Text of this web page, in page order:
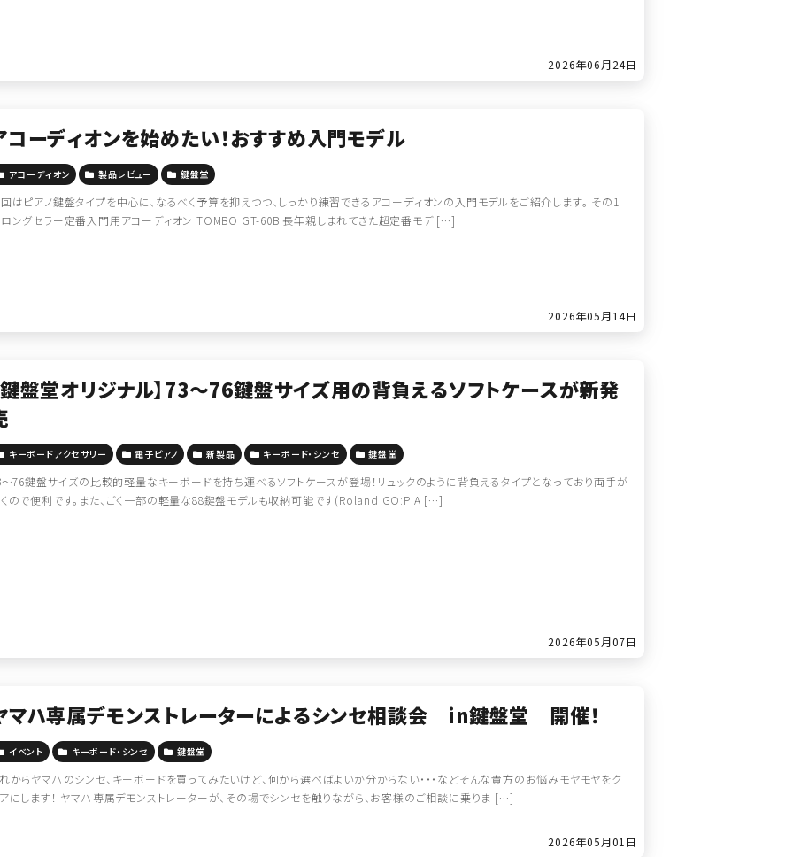
2026年06月24日
コーディオンを始めたい！おすすめ入門モデル
アコーディオン 製品レビュー 鍵盤堂
はピアノ鍵盤タイプを中心に、なるべく予算を抑えつつ、しっかり練習できるアコーディオンの入門モデルをご紹介します。 その1
ングセラー定番入門用アコーディオン TOMBO GT-60B 長年親しまれてきた超定番モデ […]
2026年05月14日
鍵盤堂オリジナル】73～76鍵盤サイズ用の背負えるソフトケースが新発
キーボードアクセサリー 電子ピアノ 新製品 キーボード・シンセ 鍵盤堂
76鍵盤サイズの比較的軽量なキーボードを持ち運べるソフトケースが登場！リュックのように背負えるタイプとなっており両手が
ので便利です。また、ごく一部の軽量な88鍵盤モデルも収納可能です(Roland GO:PIA […]
2026年05月07日
マハ専属デモンストレーターによるシンセ相談会 in鍵盤堂 開催！
イベント キーボード・シンセ 鍵盤堂
からヤマハのシンセ、キーボードを買ってみたいけど、何から選べばよいか分からない・・・などそんな貴方のお悩みモヤモヤをク
にします！ ヤマハ専属デモンストレーターが、その場でシンセを触りながら、お客様のご相談に乗りま […]
2026年05月01日